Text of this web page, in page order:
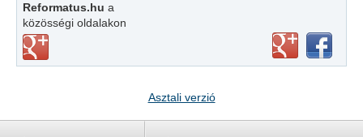
Reformatus.hu a
közösségi oldalakon
Asztali verzió